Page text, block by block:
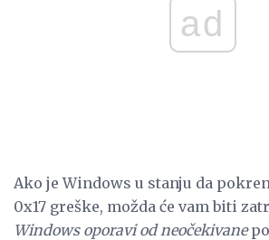
ad
Ako je Windows u stanju da
0x17 greške, možda će vam biti
Windows oporavi od neočekivane